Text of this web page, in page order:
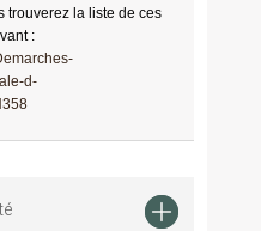
trouverez la liste de ces
:
d-